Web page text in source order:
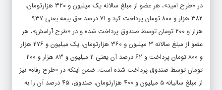
در «طرح امید»، هر عضو از مبلغ سالانه یک میلیون و ۳۲۰ هزارتومان،
۳۸۲ هزار و ۸۰۰ تومان پرداخت کرد و ۷۱ درصد حق بیمه یعنی ۹۳۷
هزار و ۲۰۰ تومان توسط صندوق پرداخت شده و در «طرح آرامش»، هر
عضو از مبلغ سالانه ۳ میلیون و ۳۶۰ هزارتومان، یک میلیون و ۲۷۶ هزار
و ۸۰۰ تومان پرداخت و ۶۲ درصد آن یعنی ۲ میلیون و ۸۳ هزار و ۲۰۰
تومان توسط صندوق پرداخت شده است. ضمن اینکه در «طرح رفاه» نیز
از مبلغ سالیانه ۵ میلیون و ۴۰۰ هزارتومان، صندوق، ۴۵ درصد آن را به